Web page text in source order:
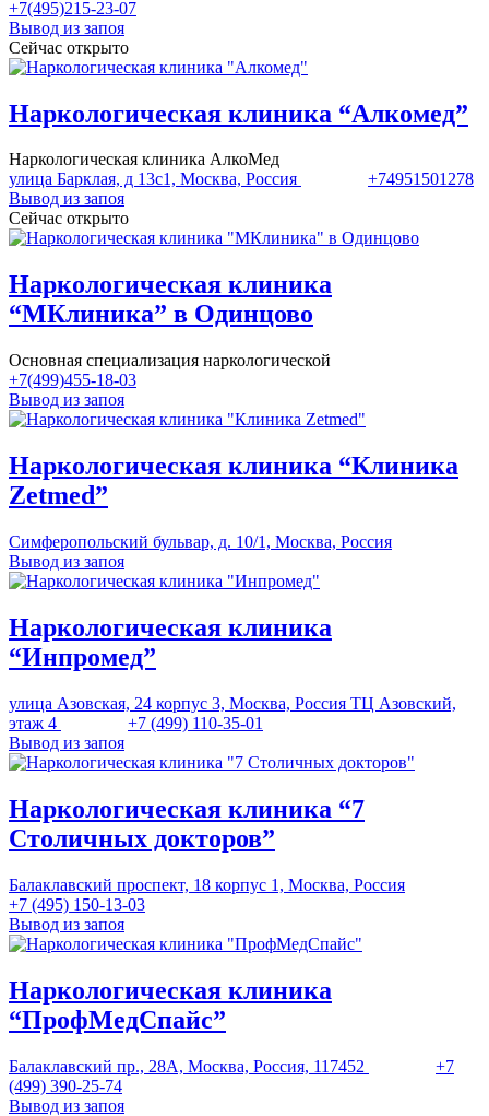
+7(495)215-23-07
Вывод из запоя
Сейчас открыто
Наркологическая клиника “Алкомед”
Наркологическая клиника АлкоМед
улица Барклая, д 13с1, Москва, Россия
+74951501278
Вывод из запоя
Сейчас открыто
Наркологическая клиника
“МКлиника” в Одинцово
Основная специализация наркологической
+7(499)455-18-03
Вывод из запоя
Наркологическая клиника “Клиника
Zetmed”
Симферопольский бульвар, д. 10/1, Москва, Россия
Вывод из запоя
Наркологическая клиника
“Инпромед”
улица Азовская, 24 корпус 3, Москва, Россия ТЦ Азовский,
этаж 4
+7 (499) 110-35-01
Вывод из запоя
Наркологическая клиника “7
Столичных докторов”
Балаклавский проспект, 18 корпус 1, Москва, Россия
+7 (495) 150-13-03
Вывод из запоя
Наркологическая клиника
“ПрофМедСпайс”
Балаклавский пр., 28А, Москва, Россия, 117452
+7
(499) 390-25-74
Вывод из запоя